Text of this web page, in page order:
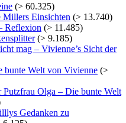
(> 60.325)
Millers Einsichten (> 13.740)
Reflexion (> 11.485)
(> 9.185)
mag – Vivienne’s Sicht der
bunte Welt von Vivienne (>
Putzfrau Olga – Die bunte Welt
Gedanken zu